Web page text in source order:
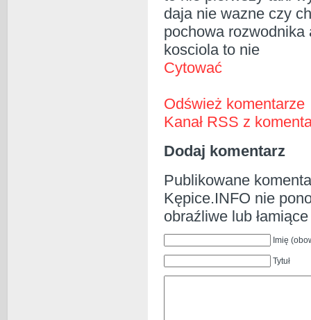
daja nie wazne czy
pochowa
kosciola to nie
Cytować
Odśwież komentarze
Kanał RSS z
Dodaj komentarz
Publikowane
Kępice.INFO nie
obraźliwe lub
Imię
Tytuł